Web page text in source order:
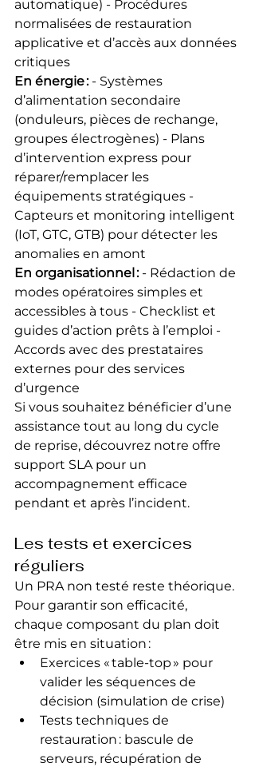
automatique) - Procédures
normalisées de restauration
applicative et d’accès aux données
critiques
En énergie : - Systèmes
d’alimentation secondaire
(onduleurs, pièces de rechange,
groupes électrogènes) - Plans
d’intervention express pour
réparer/remplacer les
équipements stratégiques -
Capteurs et monitoring intelligent
(IoT, GTC, GTB) pour détecter les
anomalies en amont
En organisationnel : - Rédaction de
modes opératoires simples et
accessibles à tous - Checklist et
guides d’action prêts à l’emploi -
Accords avec des prestataires
externes pour des services
d’urgence
Si vous souhaitez bénéficier d’une
assistance tout au long du cycle
de reprise, découvrez notre offre
support SLA pour un
accompagnement efficace
pendant et après l’incident.
Les tests et exercices
réguliers
Un PRA non testé reste théorique.
Pour garantir son efficacité,
chaque composant du plan doit
être mis en situation :
Exercices « table-top » pour
valider les séquences de
décision (simulation de crise)
Tests techniques de
restauration : bascule de
serveurs, récupération de